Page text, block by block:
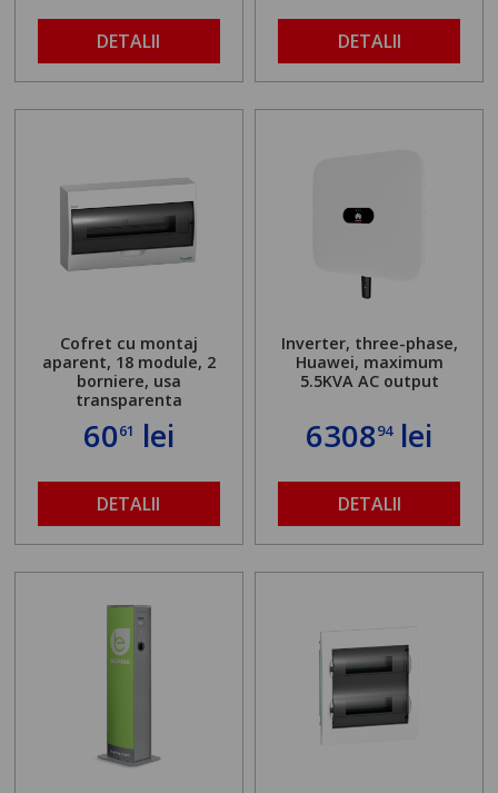
DETALII DETALII
Cofret cu montaj
aparent, 18 module, 2
borniere, usa
transparenta
6061 lei
DETALII
Inverter, three-phase,
Huawei, maximum
5.5KVA AC output
630894lei
DETALII